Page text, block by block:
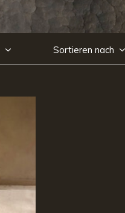
Sortieren nach